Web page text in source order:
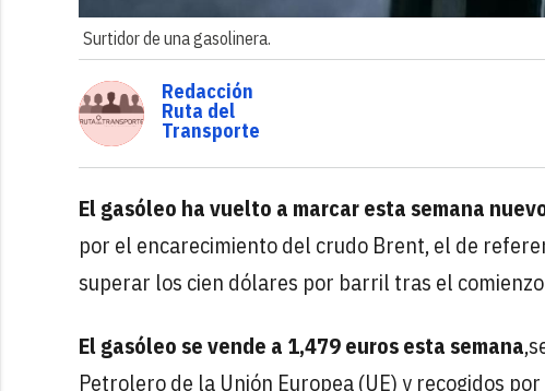
Surtidor de una gasolinera.
Redacción
Ruta del
Transporte
El gasóleo ha vuelto a marcar esta semana
por el encarecimiento del crudo Brent, el de
superar los cien dólares por barril tras el
El gasóleo se vende a 1,479 euros esta semana
Petrolero de la Unión Europea (UE) y recogidos